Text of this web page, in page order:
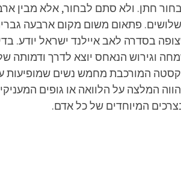
חתן. ולא סתם לבחור, אלא מבין
פתאום משום מקום ארבעה גברים
בסדרה לאב איילנד ישראל יודע.
וגירוש הנאחס יוצא לדרך ודמותה
המורכבת מחמש נשים שמופיעות
המלצה על הלוואה או גופים
המיוחדים של כל אדם.